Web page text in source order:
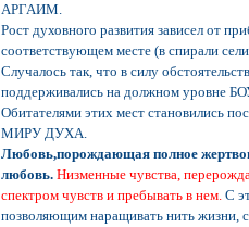
АРГАИМ.
Рост духовного развития зависел от
соответствующем месте (в спирали
Случалось так, что в силу
поддерживались на должном уровне
Обитателями этих мест становились
МИРУ ДУХА.
Любовь,порождающая полное
любовь.Низменные чувства,
спектром чувств и пребывать в нем. С
позволяющим наращивать нить